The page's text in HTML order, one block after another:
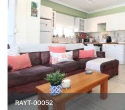
RAYT-00052